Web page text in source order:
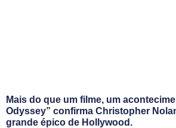
Mais do que um filme, um
Odyssey” confirma Christopher
grande épico de Hollywood.